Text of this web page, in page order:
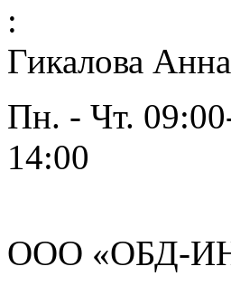
:
Гикалова
Пн. - Чт.
14:00
ООО «ОБД-